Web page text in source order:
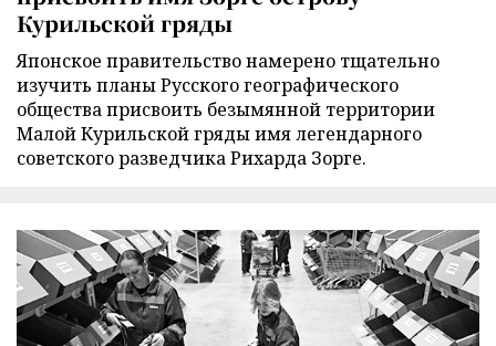
Курильской гряды
Японское правительство намерено тщательно
изучить планы Русского географического
общества присвоить безымянной территории
Малой Курильской гряды имя легендарного
советского разведчика Рихарда Зорге.